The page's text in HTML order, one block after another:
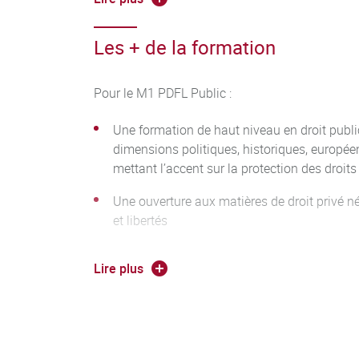
A l'issue du M2 PDFL, les étudiants sauront
droits et libertés, les situer dans un contexte
(élaborer une bibliographie, construire un plan,
critiques).
Les + de la formation
Pour le M1 PDFL Public :
Une formation de haut niveau en droit
dimensions politiques, historiques,
mettant l’accent sur la protection des
Une ouverture aux matières de droit privé
et libertés
Lire plus